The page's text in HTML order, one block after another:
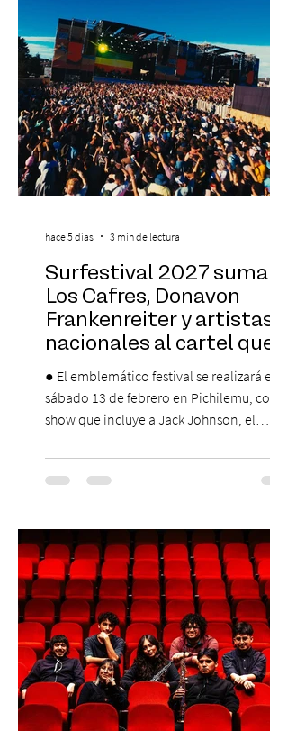
Centro Cultural Estación Mapocho, espacio
que albergará durante dos jornadas una
pro
Surfestival 2027 suma a
Los Cafres, Donavon
Frankenreiter y artistas
nacionales al cartel que
encabeza Jack Johnson
● El emblemático festival se realizará el
sábado 13 de febrero en Pichilemu, con un
show que incluye a Jack Johnson, el
El lunes 10 de agosto comienza la
Preventa Exclusiva Santander con 30%
stock). Posterior a esta preventa exclusiva
se da inicio a la segunda etapa con una
preventa con 20% descuento para los
clientes del mismo banco y 20% para las
personas que se pre inscribieron y el miérc
hace 5 días 3 min de lectura